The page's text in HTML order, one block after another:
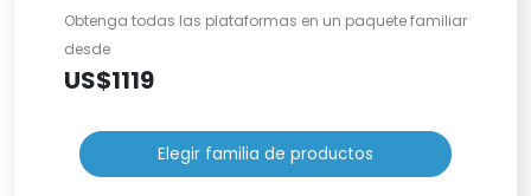
Obtenga todas las plataformas en un paquete familiar
desde
US$1119
Elegir familia de productos